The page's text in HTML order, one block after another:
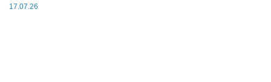
17.07.26